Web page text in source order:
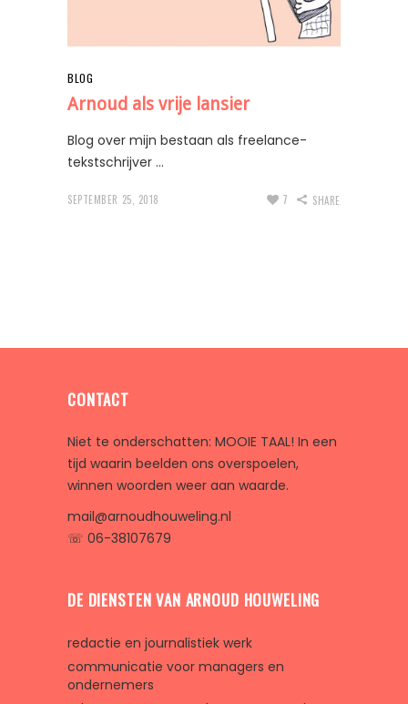
BLOG
Arnoud als vrije lansier
Blog over mijn bestaan als freelance-
tekstschrijver
SEPTEMBER 25, 2018 7 SHARE
CONTACT
Niet te onderschatten: MOOIE TAAL! In een
tijd waarin beelden ons overspoelen,
winnen woorden weer aan waarde.
mail@arnoudhouweling.nl
☏ 06-38107679
DE DIENSTEN VAN ARNOUD HOUWELING
redactie en journalistiek werk
communicatie voor managers en
ondernemers